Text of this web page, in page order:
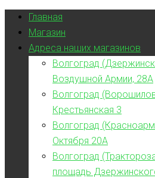
Главная
Магазин
Адреса наших магазинов
Волгоград
Воздушной Армии, 28А
Волгоград
Крестьянская 3
Волгоград
Октября 20А
Волгоград
площадь